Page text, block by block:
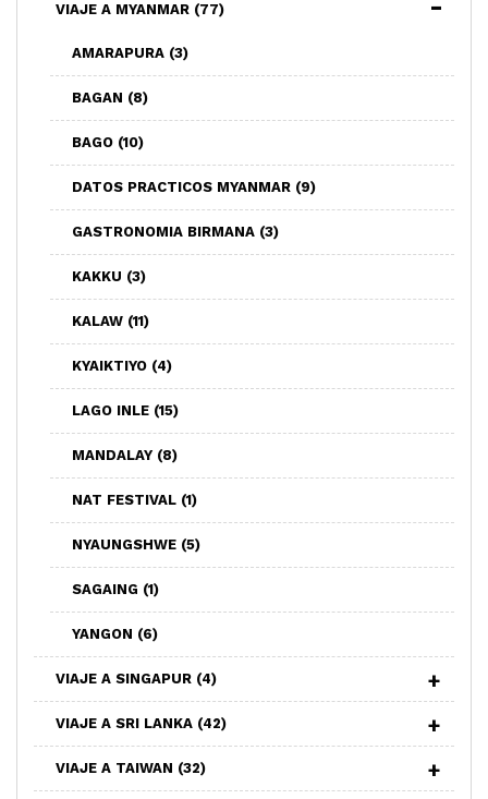
VIAJE A MYANMAR (77)
AMARAPURA (3)
BAGAN (8)
BAGO (10)
DATOS PRACTICOS MYANMAR (9)
GASTRONOMIA BIRMANA (3)
KAKKU (3)
KALAW (11)
KYAIKTIYO (4)
LAGO INLE (15)
MANDALAY (8)
NAT FESTIVAL (1)
NYAUNGSHWE (5)
SAGAING (1)
YANGON (6)
VIAJE A SINGAPUR (4)
VIAJE A SRI LANKA (42)
VIAJE A TAIWAN (32)